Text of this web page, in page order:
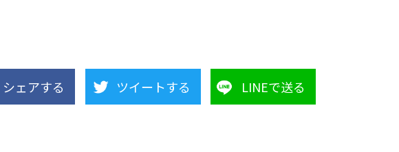
シェアする ツイートする LINEで送る